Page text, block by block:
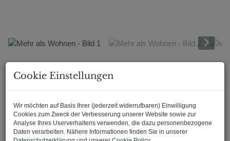
Beschreibung
Familienfreundliches
Einfamilienhaus mit
Cookie Einstellungen
Wir möchten auf Basis Ihrer (jederzeit widerrufbaren) Einwilligung
Cookies zum Zweck der Verbesserung unserer Website sowie zur
Analyse Ihres Userverhaltens verwenden, die dazu personenbezogene
Daten verarbeiten. Nähere Informationen finden Sie in unserer